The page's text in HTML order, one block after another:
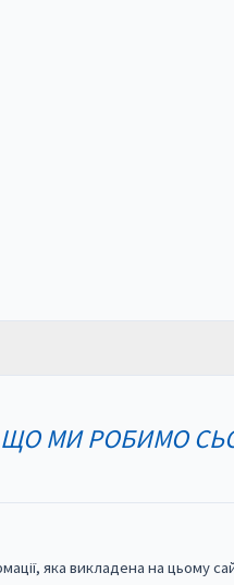
ЩО МИ РОБИМО
яка викладена на цьому